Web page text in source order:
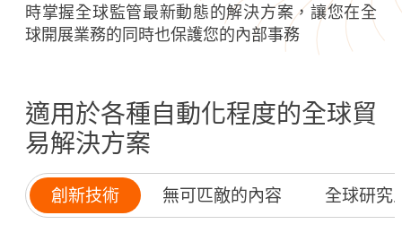
時掌握全球監管最新動態的解決方案，讓您在全
球開展業務的同時也保護您的內部事務
適用於各種自動化程度的全球貿
易解決方案
創新技術 無可匹敵的內容 全球研究